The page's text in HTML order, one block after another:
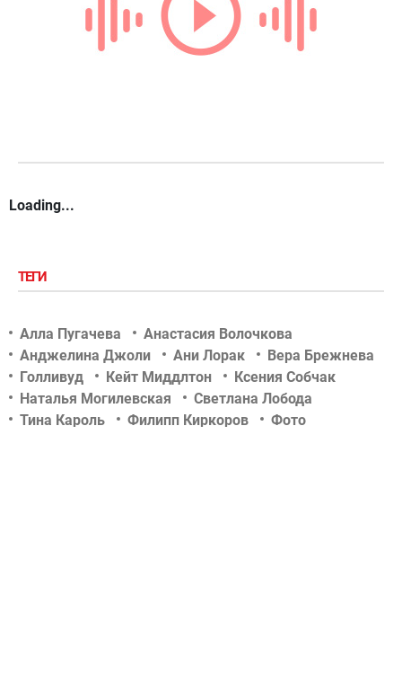
Loading...
ТЕГИ
Алла Пугачева
Анастасия Волочкова
Анджелина Джоли
Ани Лорак
Вера Брежнева
Голливуд
Кейт Миддлтон
Ксения Собчак
Наталья Могилевская
Светлана Лобода
Тина Кароль
Филипп Киркоров
Фото